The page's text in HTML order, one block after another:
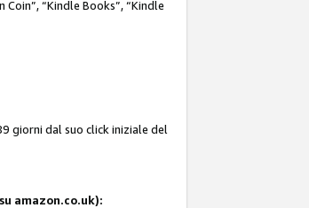
“Kindle Books”, “Kindle
giorni dal suo click iniziale del
amazon.co.uk):